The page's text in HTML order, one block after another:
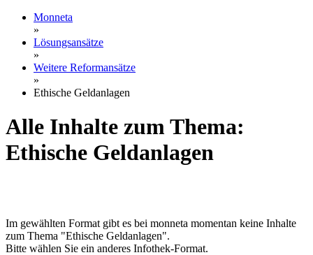
Monneta
»
Lösungsansätze
»
Weitere Reformansätze
»
Ethische Geldanlagen
Alle Inhalte zum Thema:
Ethische Geldanlagen
Im gewählten Format gibt es bei monneta momentan keine Inhalte
zum Thema "Ethische Geldanlagen".
Bitte wählen Sie ein anderes Infothek-Format.